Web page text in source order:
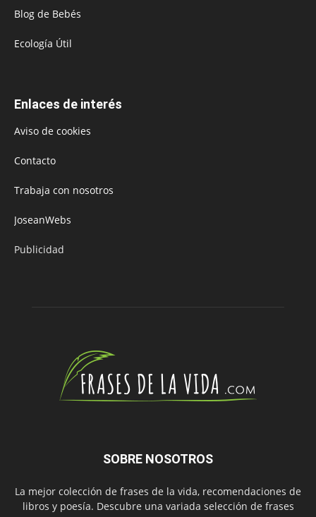
Blog de Bebés
Ecología Útil
Enlaces de interés
Aviso de cookies
Contacto
Trabaja con nosotros
JoseanWebs
Publicidad
SOBRE NOSOTROS
La mejor colección de frases de la vida, recomendaciones de
libros y poesía. Descubre una variada selección de frases